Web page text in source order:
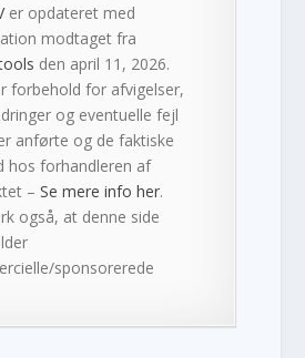
er opdateret med
modtaget fra
den april 11, 2026.
forbehold for afvigelser,
og eventuelle fejl
anførte og de faktiske
hos forhandleren af
–Se mere info her.
også, at denne side
sponsorerede